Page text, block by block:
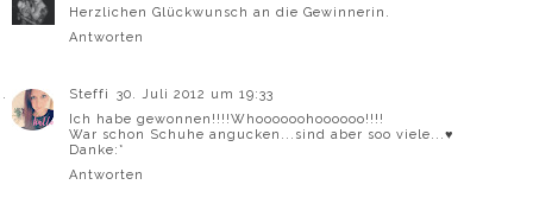
Herzlichen Glückwunsch an die Gewinnerin.
Antworten
Steffi
30. Juli 2012 um 19:33
Ich habe gewonnen!!!!Whoooooohoooooo!!!!
War schon Schuhe angucken...sind aber soo viele...♥
Danke:*
Antworten